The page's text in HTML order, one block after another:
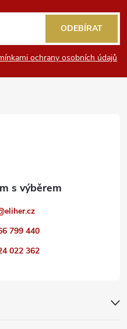
ochrany osobních údajů
ODEBÍRAT
eliher.cz
799 440
022 362